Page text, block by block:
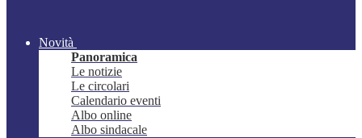
Novità
Panoramica
Le notizie
Le circolari
Calendario eventi
Albo online
Albo sindacale